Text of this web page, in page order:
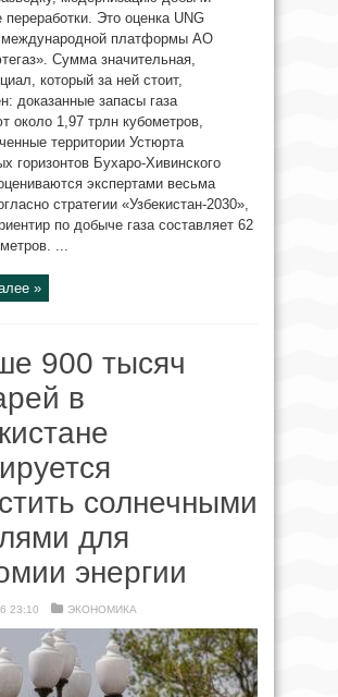
переработки. Это оценка UNG
международной платформы АО
Сумма значительная,
который за ней стоит,
доказанные запасы газа
около 1,97 трлн кубометров,
территории Устюрта
горизонтов Бухаро-Хивинского
экспертами весьма
стратегии «Узбекистан-2030»,
по добыче газа составляет 62
...
»
900 тысяч
в
солнечными
для
энергии
23:10 ЭКОНОМИКА